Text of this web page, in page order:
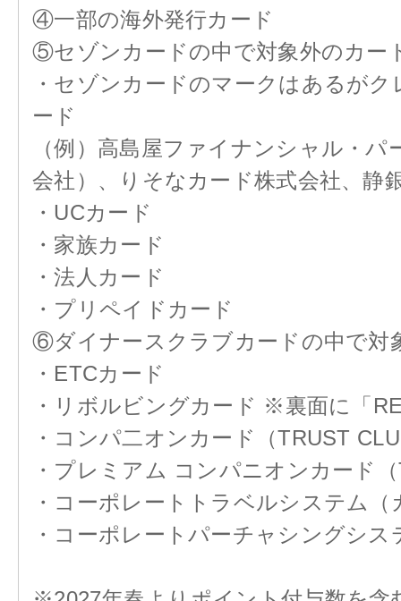
④一部の海外発行カード
⑤セゾンカードの中で対象外のカー
・セゾンカードのマークはあるが
ード
（例）高島屋ファイナンシャル・
会社）、りそなカード株式会社、静
・UCカード
・家族カード
・法人カード
・プリペイドカード
⑥ダイナースクラブカードの中で対
・ETCカード
・リボルビングカード ※裏面に「
・コンパ二オンカード（TRUST
・プレミアム コンパニオンカード
・コーポレートトラベルシステム
・コーポレートパーチャシングシ